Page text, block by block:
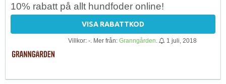
10% rabatt på allt hundfoder online!
VISA RABATTKOD
Villkor: -. Mer från: Granngården 1 juli, 2018